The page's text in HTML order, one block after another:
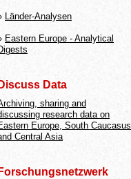
Länder-Analysen
Eastern Europe - Analytical
Data
sharing and
research data on
Europe, South Caucasus
Central Asia